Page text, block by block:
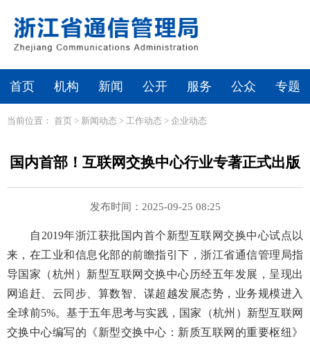
首页 机构 新闻 公开 服务 公众 专题
当前位置： 首页 > 新闻动态 > 工作动态 > 企业动态
国内首部！互联网交换中心行业专著正式出版
发布时间：2025-09-25 08:25
自2019年浙江获批国内首个新型互联网交换中心试点以
来，在工业和信息化部的前瞻指引下，浙江省通信管理局指
导国家（杭州）新型互联网交换中心历经五年发展，呈现出
网追赶、云同步、算数智、谋超越发展态势，业务规模进入
全球前5%。基于五年思考与实践，国家（杭州）新型互联网
交换中心编写的《新型交换中心：新质互联网的重要枢纽》